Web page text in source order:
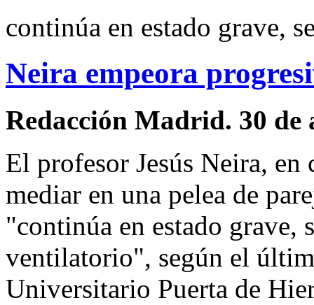
continúa en estado grave,
Neira empeora
Redacción Madrid. 30 de
El profesor Jesús Neira,
mediar en una pelea de
"continúa en estado grave,
ventilatorio", según el
Universitario Puerta de